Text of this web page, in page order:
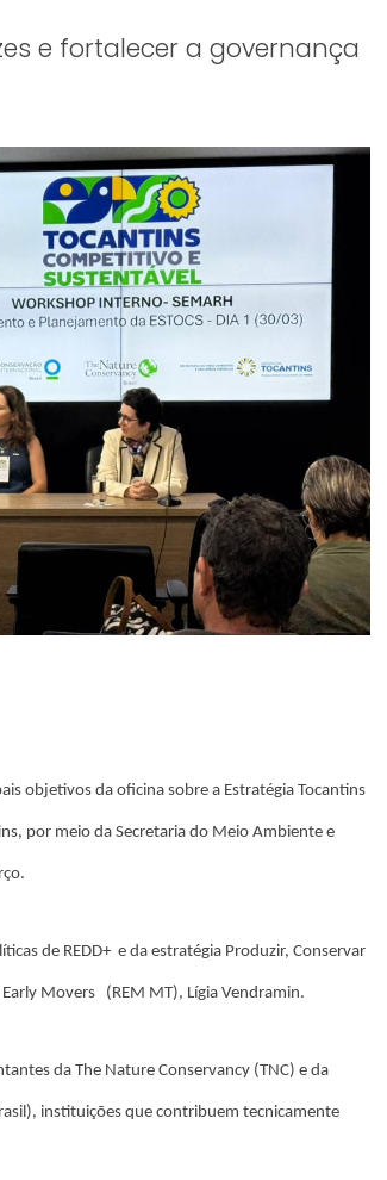
e fortalecer a governança
objetivos da oficina sobre a Estratégia Tocantins
por meio da Secretaria do Meio Ambiente e
de REDD+ e da estratégia Produzir, Conservar
Movers (REM MT), Lígia Vendramin.
da The Nature Conservancy (TNC) e da
instituições que contribuem tecnicamente